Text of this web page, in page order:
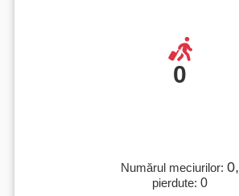
0
Numărul meciurilor:0,
pierdute:0